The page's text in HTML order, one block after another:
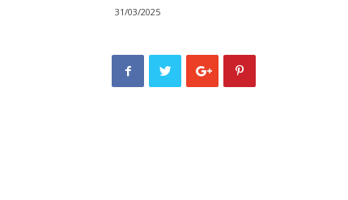
31/03/2025